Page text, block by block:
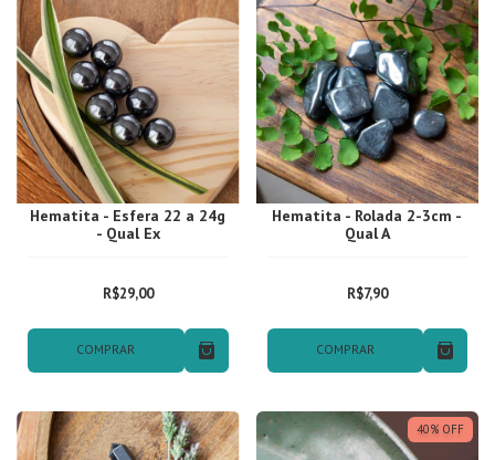
Hematita - Esfera 22 a 24g
- Qual Ex
R$29,00
COMPRAR
Hematita - Rolada 2-3cm -
Qual A
R$7,90
COMPRAR
40% OFF